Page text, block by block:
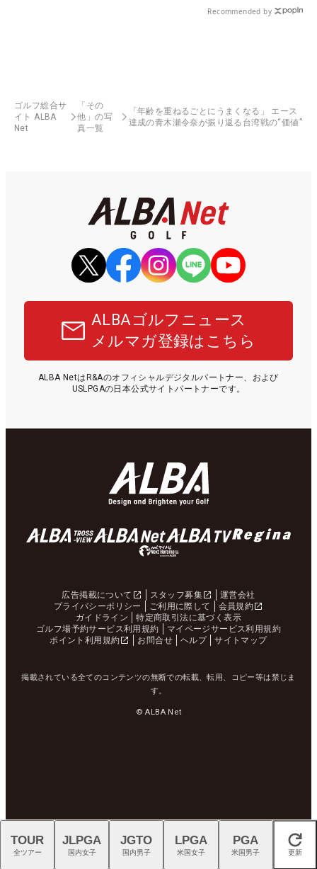
Recommended by
ゴルフ総合サ
イト ALBA
Net
「その
他」の写
真一覧
「年齢を重ねるごとにうまくなる」 エース
達成の青木瀬令奈が振り返る台湾戦の“価値”
ALBAゴルフニュース
メルマガ登録はこちら
ALBA NetはR&Aのオフィシャルデジタルパートナー、および
USLPGAの日本公式サイトパートナーです。
広告掲載について スタッフ募集
運営会社
プライバシーポリシー
ご利用に際して
会員規約
ガイドライン
特定商取引法に基づく表示
ゴルフ場予約サービス利用規約
マイページサービス利用規約
ポイント利用規約
お問合せ ヘルプ サイトマップ
掲載されている全てのコンテンツの無断での転載、転用、コピー等は禁じま
す。
© ALBA Net
閉じる
TOUR
全ツアー
JLPGA
国内女子
JGTO
国内男子
LPGA
米国女子
PGA
米国男子 更新